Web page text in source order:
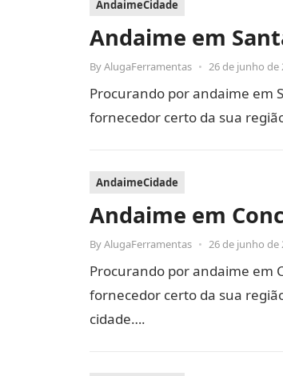
AndaimeCidade
Andaime em
ByAlugaFerramentas • 26 de junho de
Procurando por andaime em
fornecedor certo da sua
AndaimeCidade
Andaime em
ByAlugaFerramentas • 26 de junho de
Procurando por andaime em
fornecedor certo da sua
cidade….